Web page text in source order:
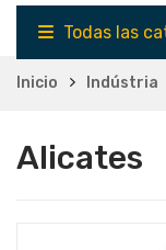
Todas las
Inicio Indústria
Alicates